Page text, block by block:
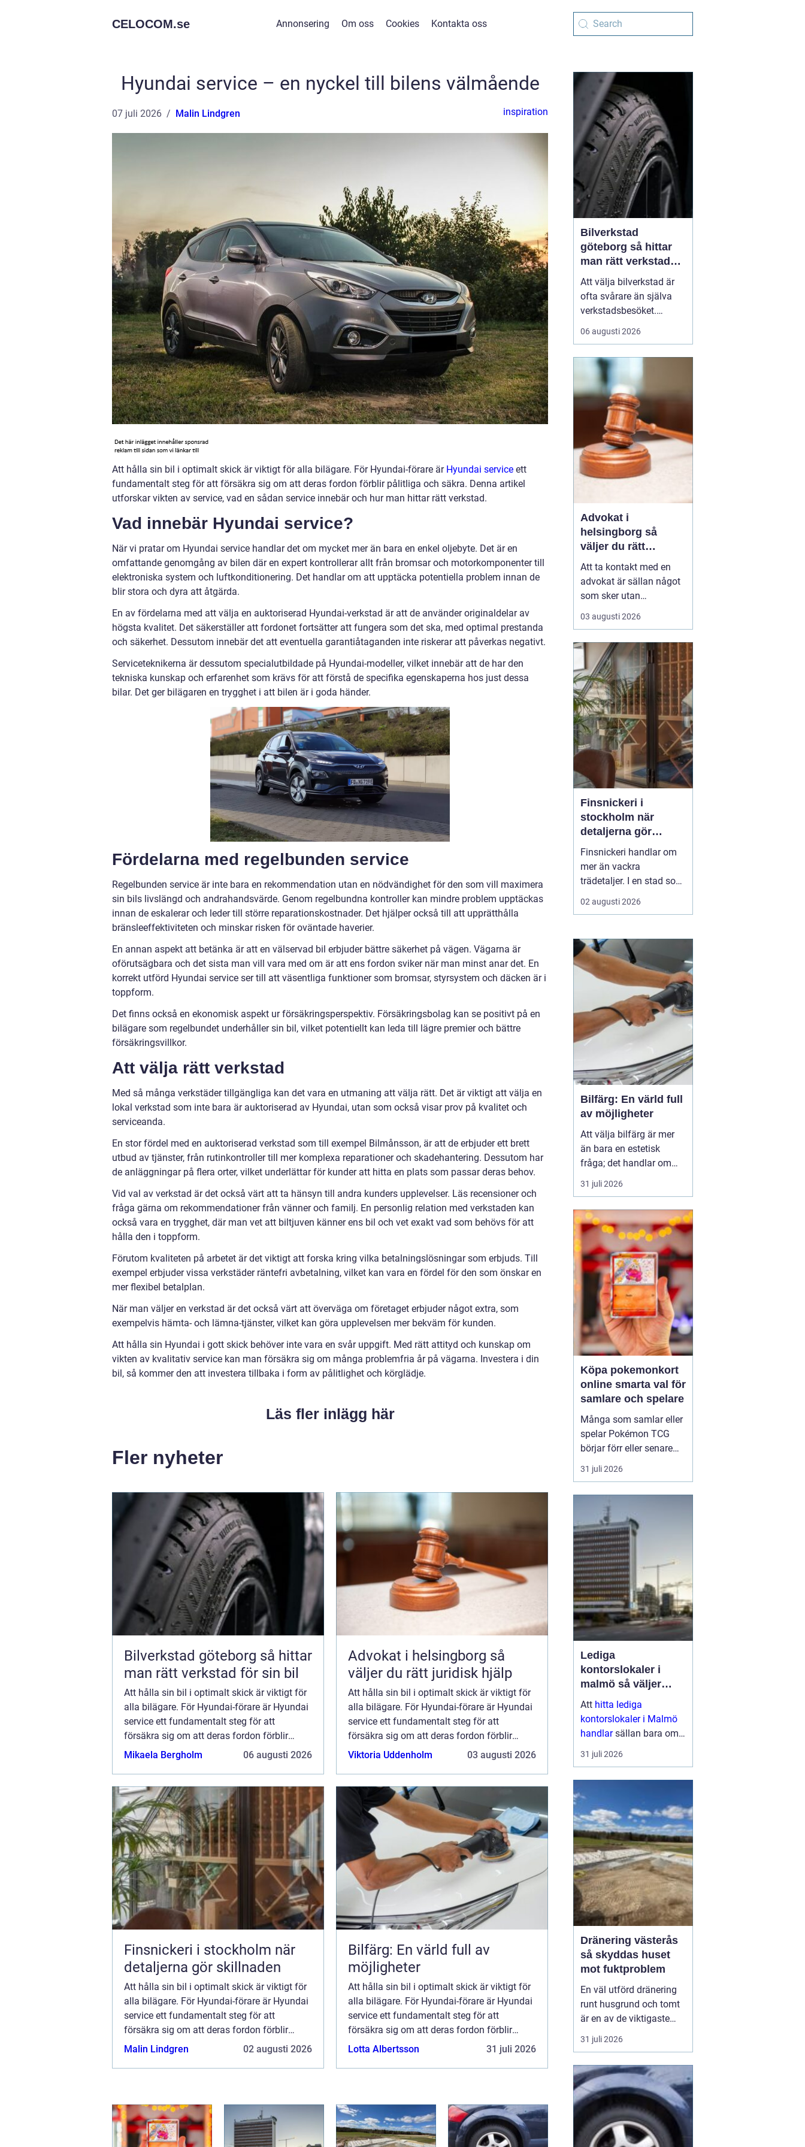
CELOCOM.se Annonsering Om oss Cookies Kontakta oss
Hyundai service – en nyckel till bilens välmående
07 juli 2026 Malin Lindgren inspiration
Att hålla sin bil i optimalt skick är viktigt för alla bilägare. För Hyundai-förare är Hyundai service ett
fundamentalt steg för att försäkra sig om att deras fordon förblir pålitliga och säkra. Denna artikel
utforskar vikten av service, vad en sådan service innebär och hur man hittar rätt verkstad.
Vad innebär Hyundai service?
När vi pratar om Hyundai service handlar det om mycket mer än bara en enkel oljebyte. Det är en
omfattande genomgång av bilen där en expert kontrollerar allt från bromsar och motorkomponenter till
elektroniska system och luftkonditionering. Det handlar om att upptäcka potentiella problem innan de
blir stora och dyra att åtgärda.
En av fördelarna med att välja en auktoriserad Hyundai-verkstad är att de använder originaldelar av
högsta kvalitet. Det säkerställer att fordonet fortsätter att fungera som det ska, med optimal prestanda
och säkerhet. Dessutom innebär det att eventuella garantiåtaganden inte riskerar att påverkas negativt.
Serviceteknikerna är dessutom specialutbildade på Hyundai-modeller, vilket innebär att de har den
tekniska kunskap och erfarenhet som krävs för att förstå de specifika egenskaperna hos just dessa
bilar. Det ger bilägaren en trygghet i att bilen är i goda händer.
Fördelarna med regelbunden service
Regelbunden service är inte bara en rekommendation utan en nödvändighet för den som vill maximera
sin bils livslängd och andrahandsvärde. Genom regelbundna kontroller kan mindre problem upptäckas
innan de eskalerar och leder till större reparationskostnader. Det hjälper också till att upprätthålla
bränsleeffektiviteten och minskar risken för oväntade haverier.
En annan aspekt att betänka är att en välservad bil erbjuder bättre säkerhet på vägen. Vägarna är
oförutsägbara och det sista man vill vara med om är att ens fordon sviker när man minst anar det. En
korrekt utförd Hyundai service ser till att väsentliga funktioner som bromsar, styrsystem och däcken är i
toppform.
Det finns också en ekonomisk aspekt ur försäkringsperspektiv. Försäkringsbolag kan se positivt på en
bilägare som regelbundet underhåller sin bil, vilket potentiellt kan leda till lägre premier och bättre
försäkringsvillkor.
Att välja rätt verkstad
Med så många verkstäder tillgängliga kan det vara en utmaning att välja rätt. Det är viktigt att välja en
lokal verkstad som inte bara är auktoriserad av Hyundai, utan som också visar prov på kvalitet och
serviceanda.
En stor fördel med en auktoriserad verkstad som till exempel Bilmånsson, är att de erbjuder ett brett
utbud av tjänster, från rutinkontroller till mer komplexa reparationer och skadehantering. Dessutom har
de anläggningar på flera orter, vilket underlättar för kunder att hitta en plats som passar deras behov.
Vid val av verkstad är det också värt att ta hänsyn till andra kunders upplevelser. Läs recensioner och
fråga gärna om rekommendationer från vänner och familj. En personlig relation med verkstaden kan
också vara en trygghet, där man vet att biltjuven känner ens bil och vet exakt vad som behövs för att
hålla den i toppform.
Förutom kvaliteten på arbetet är det viktigt att forska kring vilka betalningslösningar som erbjuds. Till
exempel erbjuder vissa verkstäder räntefri avbetalning, vilket kan vara en fördel för den som önskar en
mer flexibel betalplan.
När man väljer en verkstad är det också värt att överväga om företaget erbjuder något extra, som
exempelvis hämta- och lämna-tjänster, vilket kan göra upplevelsen mer bekväm för kunden.
Att hålla sin Hyundai i gott skick behöver inte vara en svår uppgift. Med rätt attityd och kunskap om
vikten av kvalitativ service kan man försäkra sig om många problemfria år på vägarna. Investera i din
bil, så kommer den att investera tillbaka i form av pålitlighet och körglädje.
Läs fler inlägg här
Fler nyheter
Bilverkstad göteborg så hittar
man rätt verkstad för sin bil
Att hålla sin bil i optimalt skick är viktigt för
alla bilägare. För Hyundai-förare är Hyundai
service ett fundamentalt steg för att
försäkra sig om att deras fordon förblir
pålitliga och ...
Mikaela Bergholm 06 augusti 2026
Advokat i helsingborg så
väljer du rätt juridisk hjälp
Att hålla sin bil i optimalt skick är viktigt för
alla bilägare. För Hyundai-förare är Hyundai
service ett fundamentalt steg för att
försäkra sig om att deras fordon förblir
pålitliga och ...
Viktoria Uddenholm 03 augusti 2026
Finsnickeri i stockholm när
detaljerna gör skillnaden
Att hålla sin bil i optimalt skick är viktigt för
alla bilägare. För Hyundai-förare är Hyundai
service ett fundamentalt steg för att
försäkra sig om att deras fordon förblir
pålitliga och ...
Malin Lindgren 02 augusti 2026
Bilfärg: En värld full av
möjligheter
Att hålla sin bil i optimalt skick är viktigt för
alla bilägare. För Hyundai-förare är Hyundai
service ett fundamentalt steg för att
försäkra sig om att deras fordon förblir
pålitliga och ...
Lotta Albertsson 31 juli 2026
Bilverkstad
göteborg så hittar
man rätt verkstad
för sin bil
Att välja bilverkstad är
ofta svårare än själva
verkstadsbesöket.
Många bilägare i
Göteborg upplever
som skiljer sig stort,
varierande kvalitet och
en känsla av osäkerhet
kring vad som faktiskt
ingår i en service.
Samtidigt är b...
06 augusti 2026
Advokat i
helsingborg så
väljer du rätt
juridisk hjälp
Att ta kontakt med en
advokat är sällan något
som sker utan
anledning. Ofta handlar
det om en konflikt, en
affärsmöjlighet som
kräver trygg juridisk
vägledning. För den som
söker advokat
helsingborg blir
utmaningen inte bara a...
03 augusti 2026
Finsnickeri i
stockholm när
detaljerna gör
skillnaden
Finsnickeri handlar om
mer än vackra
trädetaljer. I en stad som
Stockholm, där många
bor på begränsad yta,
lösningar en avgörande
del av ett funktionellt
hem. Genom genuint
hantverk går det att
skapa möbler och
inredning som både l...
02 augusti 2026
Bilfärg: En värld full
av möjligheter
Att välja bilfärg är mer
än bara en estetisk
fråga; det handlar om
stil, personlighet och
ibland till och med
kan påverka allt från
dess andrahandsvärde
till hur den syns i trafik...
31 juli 2026
Köpa pokemonkort
online smarta val för
samlare och spelare
Många som samlar eller
spelar Pokémon TCG
börjar förr eller senare
fundera på hur de kan
köpa kort på ett enklare
Att Köpa Pokemonkort
online gertillgång till
större utbud, bättre
prisjä...
31 juli 2026
Lediga
kontorslokaler i
malmö så väljer
företag rätt läge och
lokal
Att hitta lediga
kontorslokaler i Malmö
handlarsällan bara om
kvadratmeter och hyra.
För många företag är
medarbetare möts,
kunder tas ...
31 juli 2026
Dränering västerås
så skyddas huset
mot fuktproblem
En väl utförd dränering
runt husgrund och tomt
är en av de viktigaste
åtgärderna för att
undvika fukt, mögel och
som i Västerås, med
växlande temperaturer,
snö, regn och tjäle,
utsätts mark och
byggnader för stora
31 juli 2026